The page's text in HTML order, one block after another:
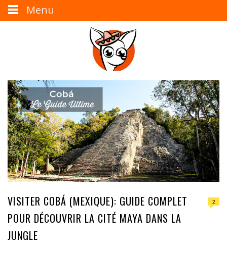
VISITER COBÁ (MEXIQUE): GUIDE COMPLET
POUR DÉCOUVRIR LA CITÉ MAYA DANS LA
JUNGLE
2
Menu